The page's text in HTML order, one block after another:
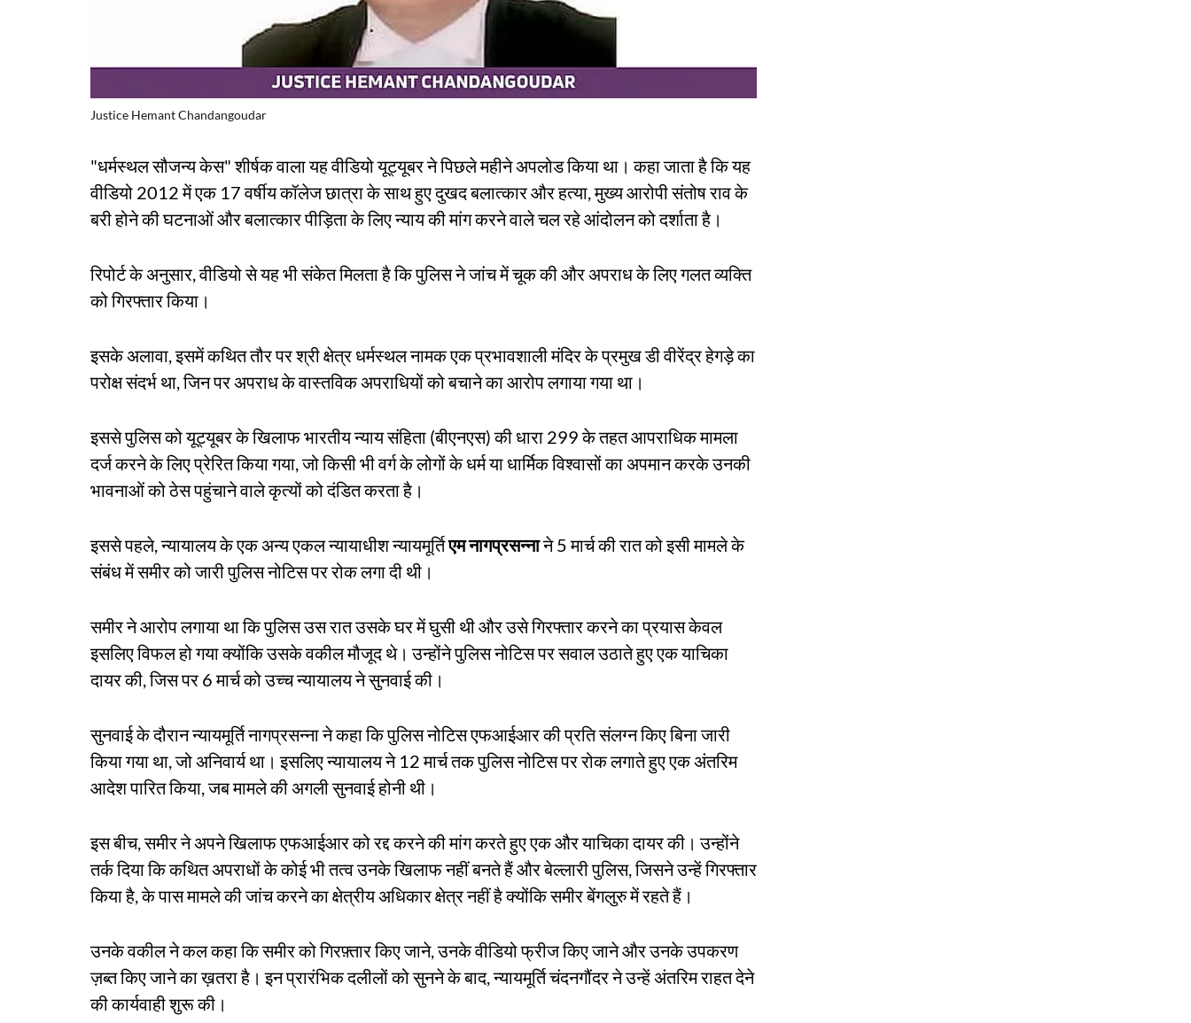
Justice Hemant Chandangoudar
"धर्मस्थल सौजन्य केस" शीर्षक वाला यह वीडियो यूट्यूबर ने पिछले महीने अपलोड किया था। कहा जाता है कि यह
वीडियो 2012 में एक 17 वर्षीय कॉलेज छात्रा के साथ हुए दुखद बलात्कार और हत्या, मुख्य आरोपी संतोष राव के
बरी होने की घटनाओं और बलात्कार पीड़िता के लिए न्याय की मांग करने वाले चल रहे आंदोलन को दर्शाता है।
रिपोर्ट के अनुसार, वीडियो से यह भी संकेत मिलता है कि पुलिस ने जांच में चूक की और अपराध के लिए गलत व्यक्ति
को गिरफ्तार किया।
इसके अलावा, इसमें कथित तौर पर श्री क्षेत्र धर्मस्थल नामक एक प्रभावशाली मंदिर के प्रमुख डी वीरेंद्र हेगड़े का
परोक्ष संदर्भ था, जिन पर अपराध के वास्तविक अपराधियों को बचाने का आरोप लगाया गया था।
इससे पुलिस को यूट्यूबर के खिलाफ भारतीय न्याय संहिता (बीएनएस) की धारा 299 के तहत आपराधिक मामला
दर्ज करने के लिए प्रेरित किया गया, जो किसी भी वर्ग के लोगों के धर्म या धार्मिक विश्वासों का अपमान करके उनकी
भावनाओं को ठेस पहुंचाने वाले कृत्यों को दंडित करता है।
इससे पहले, न्यायालय के एक अन्य एकल न्यायाधीश न्यायमूर्तिएम नागप्रसन्नाने 5 मार्च की रात को इसी मामले के
संबंध में समीर को जारी पुलिस नोटिस पर रोक लगा दी थी।
समीर ने आरोप लगाया था कि पुलिस उस रात उसके घर में घुसी थी और उसे गिरफ्तार करने का प्रयास केवल
इसलिए विफल हो गया क्योंकि उसके वकील मौजूद थे। उन्होंने पुलिस नोटिस पर सवाल उठाते हुए एक याचिका
दायर की, जिस पर 6 मार्च को उच्च न्यायालय ने सुनवाई की।
सुनवाई के दौरान न्यायमूर्ति नागप्रसन्ना ने कहा कि पुलिस नोटिस एफआईआर की प्रति संलग्न किए बिना जारी
किया गया था, जो अनिवार्य था। इसलिए न्यायालय ने 12 मार्च तक पुलिस नोटिस पर रोक लगाते हुए एक अंतरिम
आदेश पारित किया, जब मामले की अगली सुनवाई होनी थी।
इस बीच, समीर ने अपने खिलाफ एफआईआर को रद्द करने की मांग करते हुए एक और याचिका दायर की। उन्होंने
तर्क दिया कि कथित अपराधों के कोई भी तत्व उनके खिलाफ नहीं बनते हैं और बेल्लारी पुलिस, जिसने उन्हें गिरफ्तार
किया है, के पास मामले की जांच करने का क्षेत्रीय अधिकार क्षेत्र नहीं है क्योंकि समीर बेंगलुरु में रहते हैं।
उनके वकील ने कल कहा कि समीर को गिरफ़्तार किए जाने, उनके वीडियो फ्रीज किए जाने और उनके उपकरण
ज़ब्त किए जाने का ख़तरा है। इन प्रारंभिक दलीलों को सुनने के बाद, न्यायमूर्ति चंदनगौंदर ने उन्हें अंतरिम राहत देने
की कार्यवाही शुरू की।